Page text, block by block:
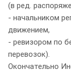
(в ред.
- начальником
движением,
- ревизором по
перевозок).
Окончательно